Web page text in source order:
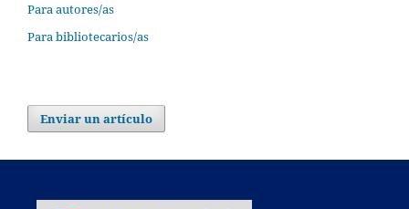
Para autores/as
Para bibliotecarios/as
Enviar un artículo